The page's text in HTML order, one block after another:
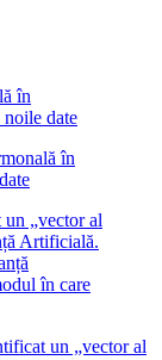
în
un „vector al